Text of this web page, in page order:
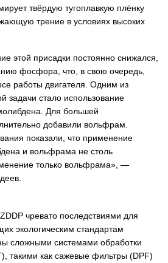
твёрдую тугоплавкую плёнку
трение в условиях высоких
этой присадки постоянно снижался,
фосфора, что, в свою очередь,
работы двигателя. Одним из
задачи стало использование
Для большей
добавили вольфрам.
показали, что применение
и вольфрама не столь
только вольфрама», —
чревато последствиями для
экологическим стандартам
сложными системами обработки
такими как сажевые фильтры (DPF)